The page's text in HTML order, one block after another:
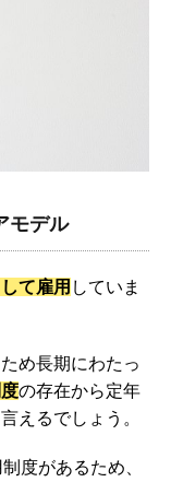
モデル
て雇用 していま
め長期にわたっ
の存在から定年
えるでしょう。
度があるため、